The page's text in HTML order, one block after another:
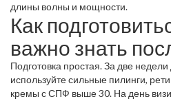
длины волны и мощности.
Как
важно знать
Подготовка простая. За две
используйте сильные пилинги,
кремы с СПФ выше 30. На день